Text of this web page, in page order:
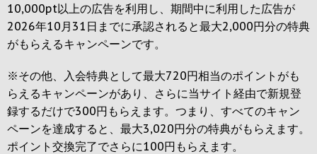
10,000pt以上の広告を利用し、期間中に利用した広告が
2026年10月31日までに承認されると最大2,000円分の特典
がもらえるキャンペーンです。
※その他、入会特典として最大720円相当のポイントがも
らえるキャンペーンがあり、さらに当サイト経由で新規登
録するだけで300円 もらえます。つまり、すべてのキャン
ペーンを達成すると、最大3,020円分の特典がもらえます。
ポイント交換完了でさらに100円 もらえます。